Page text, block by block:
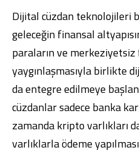
Dijital cüzdan teknolojileri
geleceğin finansal
paraların ve
yaygınlaşmasıyla birlikte
da entegre edilmeye
cüzdanlar sadece banka
zamanda kripto varlıkları
varlıklarla ödeme